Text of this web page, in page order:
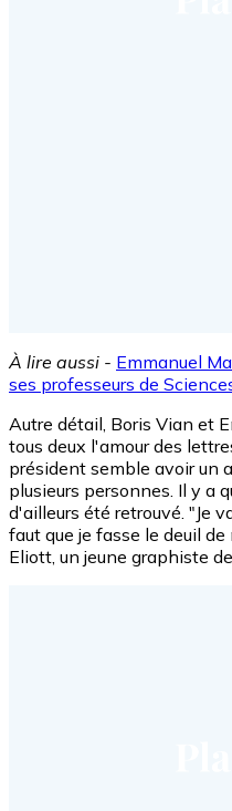
À lire aussi - Emmanuel
ses professeurs de
Autre détail, Boris Vian et
tous deux l'amour des
président semble avoir un
plusieurs personnes. Il y a
d'ailleurs été retrouvé. "Je
faut que je fasse le deuil
Eliott, un jeune graphiste